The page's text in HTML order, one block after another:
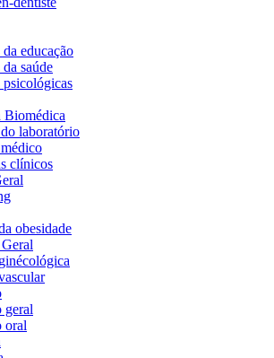
educação
saúde
psicológicas
Biomédica
laboratório
clínicos
obesidade
geral
oral